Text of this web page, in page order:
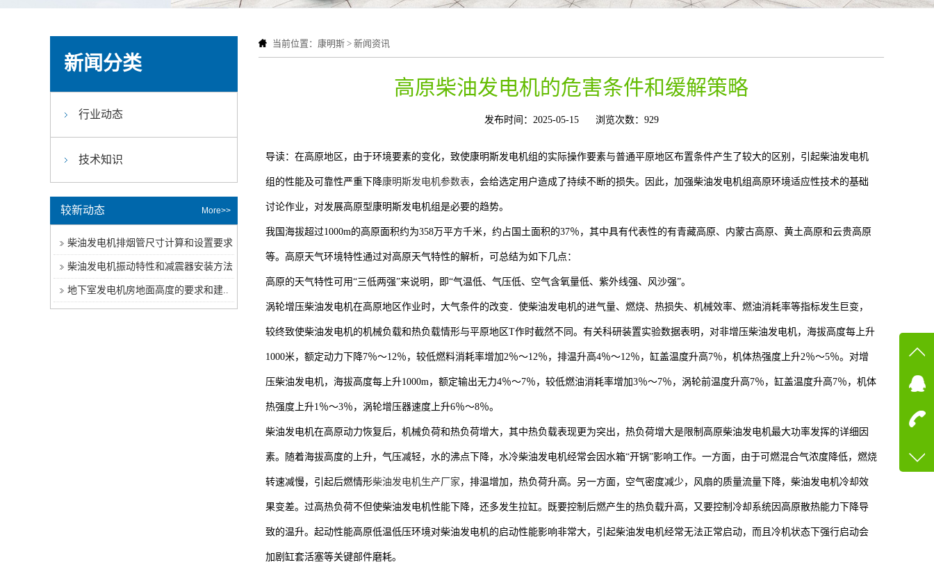
当前位置： 康明斯 > 新闻资讯
高原柴油发电机的危害条件和缓解策略
发布时间：2025-05-15 浏览次数：929
导读：在高原地区，由于环境要素的变化，致使康明斯发电机组的实际操作要素与普通平原地区布置条件产生了较大的区别，引起柴油发电机
组的性能及可靠性严重下降康明斯发电机参数表 ，会给选定用户造成了持续不断的损失。因此，加强柴油发电机组高原环境适应性技术的基础
讨论作业，对发展高原型康明斯发电机组是必要的趋势。
我国海拔超过1000m的高原面积约为358万平方千米，约占国土面积的37％，其中具有代表性的有青藏高原、内蒙古高原、黄土高原和云贵高原
等。高原天气环境特性通过对高原天气特性的解析，可总结为如下几点：
高原的天气特性可用“三低两强”来说明，即“气温低、气压低、空气含氧量低、紫外线强、风沙强”。
涡轮增压柴油发电机在高原地区作业时，大气条件的改变．使柴油发电机的进气量、燃烧、热损失、机械效率、燃油消耗率等指标发生巨变，
较终致使柴油发电机的机械负载和热负载情形与平原地区T作时截然不同。有关科研装置实验数据表明，对非增压柴油发电机，海拔高度每上升
1000米，额定动力下降7％～12％，较低燃料消耗率增加2％～12％，排温升高4％～12％，缸盖温度升高7％，机体热强度上升2％～5％。对增
压柴油发电机，海拔高度每上升1000m，额定输出无力4％～7％，较低燃油消耗率增加3％～7％，涡轮前温度升高7％，缸盖温度升高7％，机体
热强度上升1％～3％，涡轮增压器速度上升6％～8％。
柴油发电机在高原动力恢复后，机械负荷和热负荷增大，其中热负载表现更为突出，热负荷增大是限制高原柴油发电机最大功率发挥的详细因
素。随着海拔高度的上升，气压减轻，水的沸点下降，水冷柴油发电机经常会因水箱“开锅”影响工作。一方面，由于可燃混合气浓度降低，燃烧
转速减慢，引起后燃情形柴油发电机生产厂家 ，排温增加，热负荷升高。另一方面，空气密度减少，风扇的质量流量下降，柴油发电机冷却效
果变差。过高热负荷不但使柴油发电机性能下降，还多发生拉缸。既要控制后燃产生的热负载升高，又要控制冷却系统因高原散热能力下降导
致的温升。起动性能高原低温低压环境对柴油发电机的启动性能影响非常大，引起柴油发电机经常无法正常启动，而且冷机状态下强行启动会
加剧缸套活塞等关键部件磨耗。
新闻分类
行业动态
技术知识
较新动态 More>>
柴油发电机排烟管尺寸计算和设置要求
柴油发电机振动特性和减震器安装方法
地下室发电机房地面高度的要求和建..